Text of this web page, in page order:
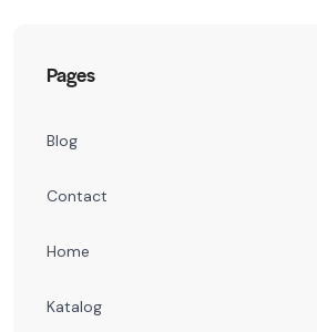
Pages
Blog
Contact
Home
Katalog